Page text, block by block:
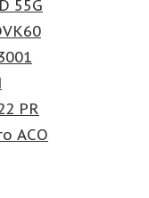
55G
PR
АСО